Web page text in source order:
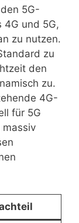
5G-
4G und 5G,
zu nutzen.
zu
den
zu.
4G-
für 5G